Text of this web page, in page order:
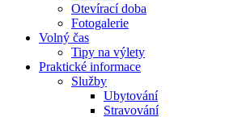
Otevírací doba
Fotogalerie
Volný čas
Tipy na výlety
Praktické informace
Služby
Ubytování
Stravování